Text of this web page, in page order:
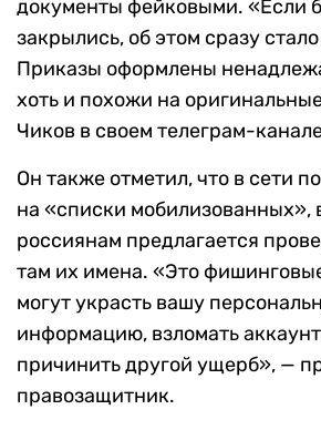
документы фейковыми. «Если
закрылись, об этом сразу
Приказы оформлены
хоть и похожи на
Чиков в своем телеграм-
Он также отметил, что в сети
на «списки мобилизованных»,
россиянам предлагается
там их имена. «Это
могут украсть вашу
информацию, взломать
причинить другой ущерб», —
правозащитник.